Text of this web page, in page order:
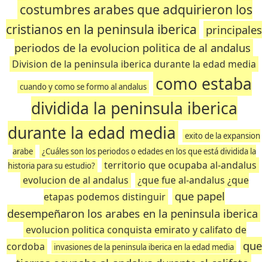
costumbres arabes que adquirieron los
cristianos en la peninsula iberica
principales
periodos de la evolucion politica de al andalus
Division de la peninsula iberica durante la edad media
cuando y como se formo al andalus
como estaba
dividida la peninsula iberica
durante la edad media
exito de la expansion
arabe
¿Cuáles son los periodos o edades en los que está dividida la
historia para su estudio?
territorio que ocupaba al-andalus
evolucion de al andalus
¿que fue al-andalus ¿que
etapas podemos distinguir
que papel
desempeñaron los arabes en la peninsula iberica
evolucion politica conquista emirato y califato de
cordoba
invasiones de la peninsula iberica en la edad media
que